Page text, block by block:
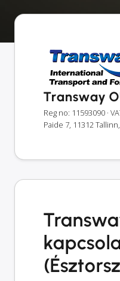
Transway
Reg no: 11593090 ·
Paide 7, 11312